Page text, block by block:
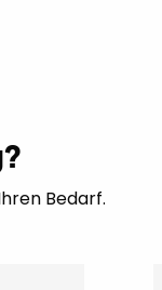
Bedarf.